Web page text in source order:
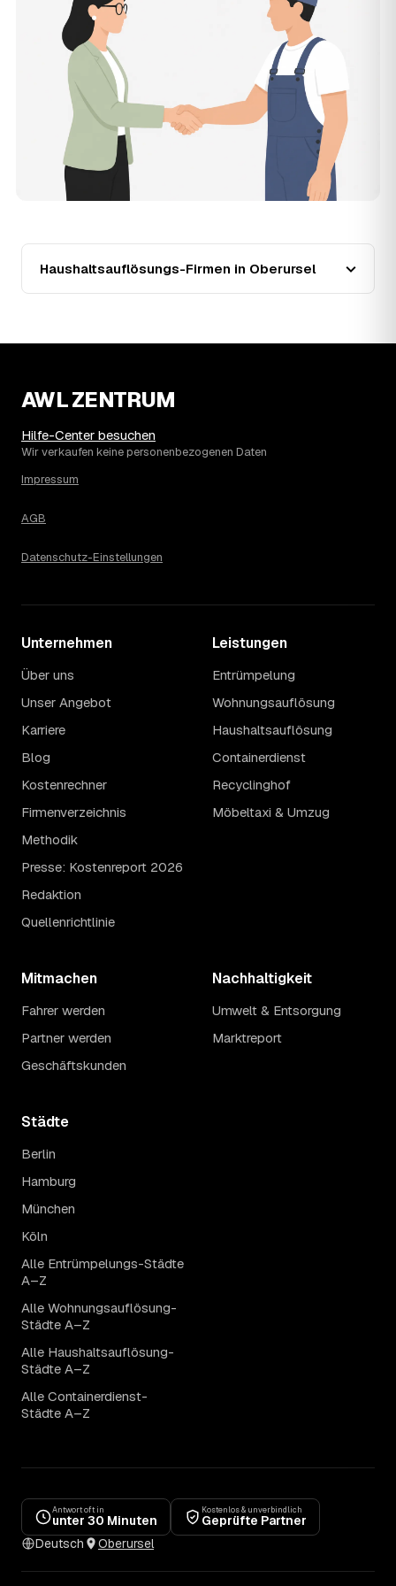
vollständig geräumt und besenrein – ideal für die
Wohnungs- oder Hausübergabe an Vermieter oder Käufer
in Oberursel.
Was kostet die Anfrage über AWL Zentrum?
Die Anfrage über AWL Zentrum ist kostenlos und
unverbindlich. Sie beschreiben Ihr Vorhaben, erhalten
mehrere Festpreis-Angebote geprüfter Anbieter in
Oberursel und zahlen nur, wenn Sie sich für ein Angebot
entscheiden.
Warum liegt die Preisspanne in Oberursel
zwischen 750 € und 3.160 €?
des Hausstands: eine kleine, aufgeräumte Wohnung liegt
Dachboden eher bei 3.160 €. Verwertbare
Wertgegenstände wirken unabhängig von der Größe
Richtung: steigend um rund 38 %, mit dem bisherigen
Höchststand im Jahr 2025. Seither ist der Ø-Preis
steigend – die genaue Entwicklung sehen Sie in der
Preisgrafik weiter oben.
Umgebung von Oberursel?
Haushaltsauflösung, in Oberursel sind es im Schnitt 1.751
Wertanrechnung des Hausstands ab, ein Städtevergleich
Haushaltsauflösungs-Firmen in Oberursel
AWL ZENTRUM
Hilfe-Center besuchen
Wir verkaufen keine personenbezogenen Daten
Impressum
AGB
Datenschutz-Einstellungen
Unternehmen
Über uns
Unser Angebot
Karriere
Blog
Kostenrechner
Firmenverzeichnis
Methodik
Presse: Kostenreport 2026
Redaktion
Quellenrichtlinie
Leistungen
Entrümpelung
Wohnungsauflösung
Haushaltsauflösung
Containerdienst
Recyclinghof
Möbeltaxi & Umzug
Mitmachen
Fahrer werden
Partner werden
Geschäftskunden
Nachhaltigkeit
Umwelt & Entsorgung
Marktreport
Städte
Berlin
Hamburg
München
Köln
Alle Entrümpelungs-Städte
A–Z
Alle Wohnungsauflösung-
Städte A–Z
Alle Haushaltsauflösung-
Städte A–Z
Alle Containerdienst-
Städte A–Z
Antwort oft in
unter 30 Minuten
Kostenlos & unverbindlich
Geprüfte Partner
Deutsch
Oberursel